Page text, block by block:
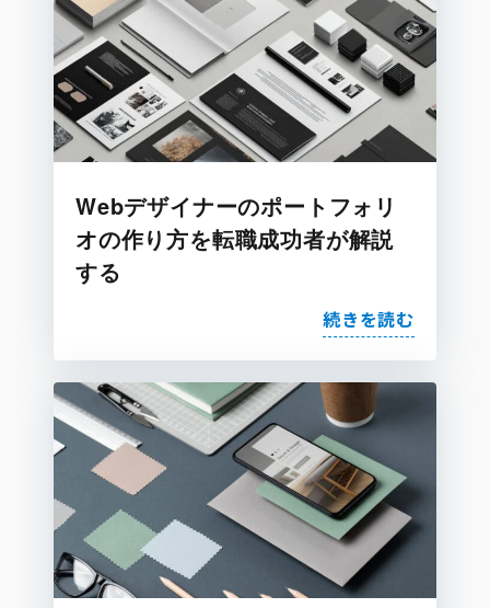
Webデザイナーのポートフォリ
オの作り方を転職成功者が解説
する
続きを読む